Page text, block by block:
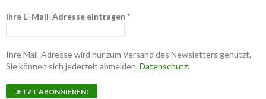
Ihre E-Mail-Adresse eintragen *
Ihre Mail-Adresse wird nur zum Versand des Newsletters genutzt.
Sie können sich jederzeit abmelden. Datenschutz.